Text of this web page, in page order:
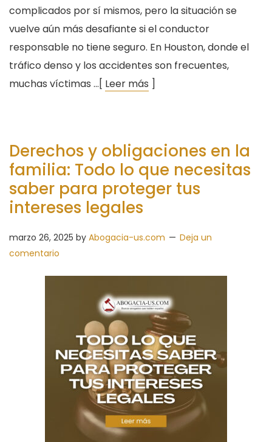
complicados por sí mismos, pero la situación se
vuelve aún más desafiante si el conductor
responsable no tiene seguro. En Houston, donde el
tráfico denso y los accidentes son frecuentes,
muchas víctimas …[ Leer más ]
Derechos y obligaciones en la
familia: Todo lo que necesitas
saber para proteger tus
intereses legales
marzo 26, 2025 by Abogacia-us.com
Deja un
comentario